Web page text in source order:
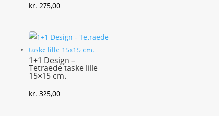
kr. 275,00
1+1 Design –
Tetraede taske lille
15×15 cm.
kr. 325,00